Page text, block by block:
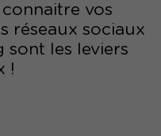
vos
réseaux sociaux
sont les leviers
!